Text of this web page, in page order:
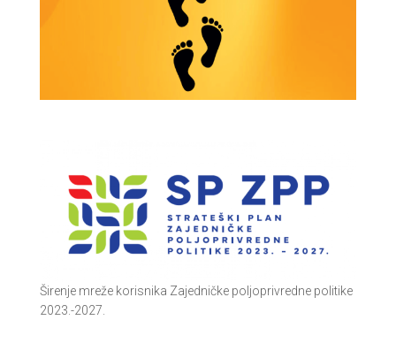
Širenje mreže korisnika Zajedničke poljoprivredne politike
2023.-2027.